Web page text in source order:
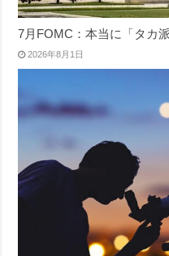
7月FOMC：本当に「タカ
2026年8月1日